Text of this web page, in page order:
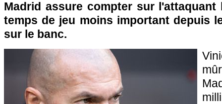
Madrid assure compter sur l'attaquant
temps de jeu moins important depuis
sur le banc.